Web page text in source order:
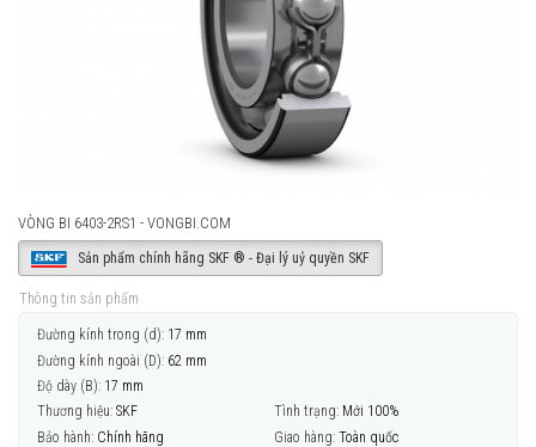
VÒNG BI 6403-2RS1 - VONGBI.COM
Sản phẩm chính hãng SKF ® - Đại lý uỷ quyền SKF
Thông tin sản phẩm
Đường kính trong (d): 17 mm
Đường kính ngoài (D): 62 mm
Độ dày (B): 17 mm
Thương hiệu: SKF Tình trạng: Mới 100%
Bảo hành: Chính hãng Giao hàng: Toàn quốc